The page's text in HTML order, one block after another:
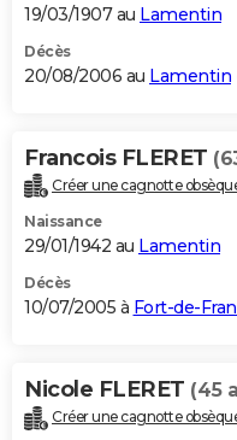
19/03/1907 au Lamentin
Décès
20/08/2006 au Lamentin
Francois FLERET
Créer une cagnotte
Naissance
29/01/1942 au Lamentin
Décès
10/07/2005 à Fort-de-
Nicole FLERET (45
Créer une cagnotte